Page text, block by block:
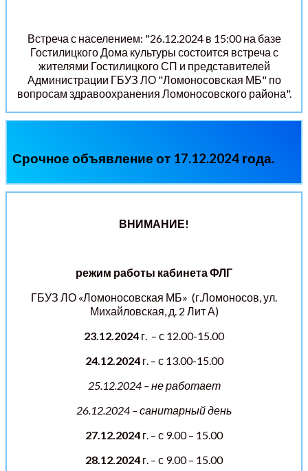
Встреча с населением: "26.12.2024 в 15:00 на базе
Гостилицкого Дома культуры состоится встреча с
жителями Гостилицкого СП и представителей
Администрации ГБУЗ ЛО "Ломоносовская МБ" по
вопросам здравоохранения Ломоносовского района".
Срочное объявление от 17.12.2024 года.
ВНИМАНИЕ!
режим работы кабинета ФЛГ
ГБУЗ ЛО «Ломоносовская МБ» (г.Ломоносов, ул.
Михайловская, д. 2 Лит А)
23.12.2024 г. – с 12.00-15.00
24.12.2024г. – с 13.00-15.00
25.12.2024 – не работает
26.12.2024 – санитарный день
27.12.2024 г. – с 9.00 – 15.00
28.12.2024 г. – с 9.00 – 15.00